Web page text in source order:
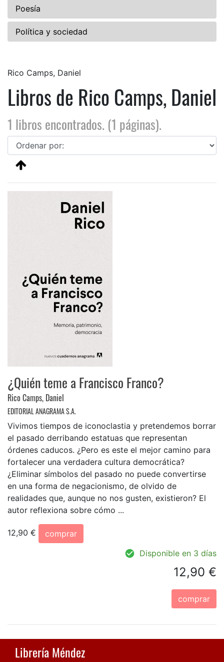
Poesía
Política y sociedad
Rico Camps, Daniel
Libros de Rico Camps, Daniel
1 libros encontrados. (1 páginas).
¿Quién teme a Francisco Franco?
Rico Camps, Daniel
EDITORIAL ANAGRAMA S.A.
Vivimos tiempos de iconoclastia y pretendemos borrar
el pasado derribando estatuas que representan
órdenes caducos. ¿Pero es este el mejor camino para
fortalecer una verdadera cultura democrática?
¿Eliminar símbolos del pasado no puede convertirse
en una forma de negacionismo, de olvido de
realidades que, aunque no nos gusten, existieron? El
autor reflexiona sobre cómo ...
12,90 €
comprar
Disponible en 3 días
12,90 €
comprar
Librería Méndez